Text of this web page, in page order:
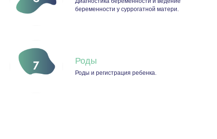
беременности у суррогатной матери.
Роды
Роды и регистрация ребенка.